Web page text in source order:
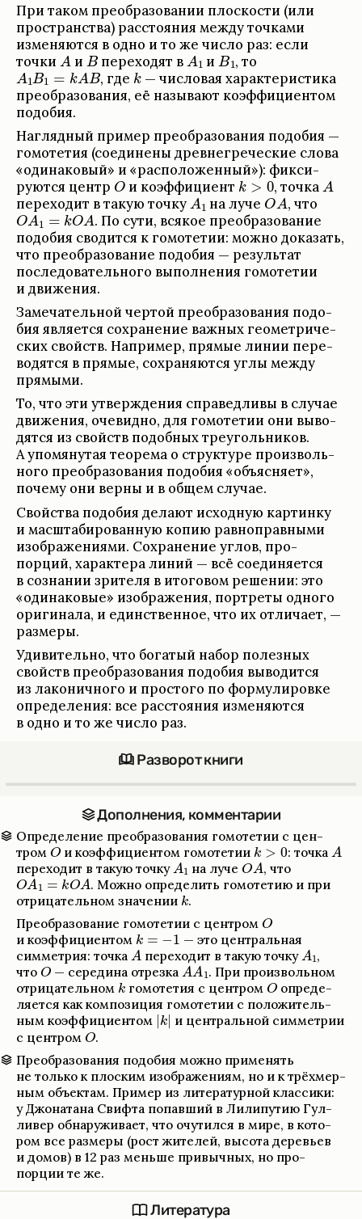
При таком пре­об­ра­зо­ва­нии плос­ко­сти (или
про­стран­ства) рас­сто­я­ния между точ­ками
изме­няются в одно и то же число раз: если
точки
и пере­хо­дят в и , то
, где
— чис­ло­вая харак­те­ри­стика
пре­об­ра­зо­ва­ния, её назы­вают коэффици­ен­том
подо­бия.
Нагляд­ный при­мер пре­об­ра­зо­ва­ния подо­бия —
гомо­те­тия (соеди­нены древ­негре­че­ские слова
«оди­на­ко­вый» и «рас­по­ложен­ный»): фик­си­
руются центр
и коэффици­ент , точка
пере­хо­дит в такую точку
на луче , что
. По сути, вся­кое пре­об­ра­зо­ва­ние
подо­бия сво­дится к гомо­те­тии: можно дока­зать,
что пре­об­ра­зо­ва­ние подо­бия — результат
после­до­ва­тель­ного выпол­не­ния гомо­те­тии
и движе­ния.
Заме­ча­тель­ной чер­той пре­об­ра­зо­ва­ния подо­
бия явля­ется сохра­не­ние важ­ных геомет­ри­че­
ских свойств. Напри­мер, прямые линии пере­
во­дятся в прямые, сохра­няются углы между
прямыми.
То, что эти утвер­жде­ния спра­вед­ливы в слу­чае
движе­ния, оче­видно, для гомо­те­тии они выво­
дятся из свойств подоб­ных тре­уголь­ни­ков.
А упомя­ну­тая тео­рема о струк­туре про­из­воль­
ного пре­об­ра­зо­ва­ния подо­бия «объяс­няет»,
почему они верны и в общем слу­чае.
Cвойства подо­бия делают исход­ную кар­тинку
и масшта­би­ро­ван­ную копию рав­но­прав­ными
изоб­раже­ни­ями. Сохра­не­ние углов, про­
порций, харак­тера линий — всё соеди­ня­ется
в созна­нии зри­теля в итого­вом реше­нии: это
«оди­на­ко­вые» изоб­раже­ния, порт­реты одного
ориги­нала, и един­ствен­ное, что их отли­чает, —
размеры.
Уди­ви­тельно, что бога­тый набор полез­ных
свойств пре­об­ра­зо­ва­ния подо­бия выво­дится
из лако­нич­ного и про­стого по форму­ли­ровке
опре­де­ле­ния: все рас­сто­я­ния изме­няются
в одно и то же число раз.
Разворот книги
Допол­не­ния, коммен­та­рии
Опре­де­ле­ние пре­об­ра­зо­ва­ния гомо­те­тии с цен­
тром
и коэффици­ен­том гомо­те­тии
: точка
пере­хо­дит в такую точку
на луче , что
. Можно опре­де­лить гомо­те­тию и при
отрица­тель­ном зна­че­нии
.
Пре­об­ра­зо­ва­ние гомо­те­тии с цен­тром
и коэффици­ен­том
— это цен­траль­ная
симмет­рия: точка
пере­хо­дит в такую точку
,
что
— сере­дина отрезка . При про­из­воль­ном
отрица­тель­ном
гомо­те­тия с цен­тром
опре­де­
ля­ется как компо­зиция гомо­те­тии с положи­тель­
ным коэффици­ен­том
и цен­траль­ной симмет­рии
с цен­тром
.
Пре­об­ра­зо­ва­ния подо­бия можно при­ме­нять
не только к плос­ким изоб­раже­ниям, но и к трёхмер­
ным объек­там. При­мер из лите­ра­тур­ной клас­сики:
у Джо­на­тана Свифта попавший в Лилипу­тию Гул­
ли­вер обна­ружи­вает, что очу­тился в мире, в кото­
ром все размеры (рост жите­лей, высота дере­вьев
и домов) в 12 раз меньше при­выч­ных, но про­
порции те же.
Лите­ра­тура